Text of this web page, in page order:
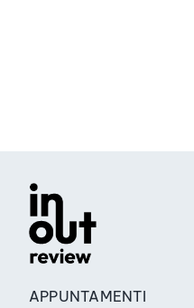
APPUNTAMENTI